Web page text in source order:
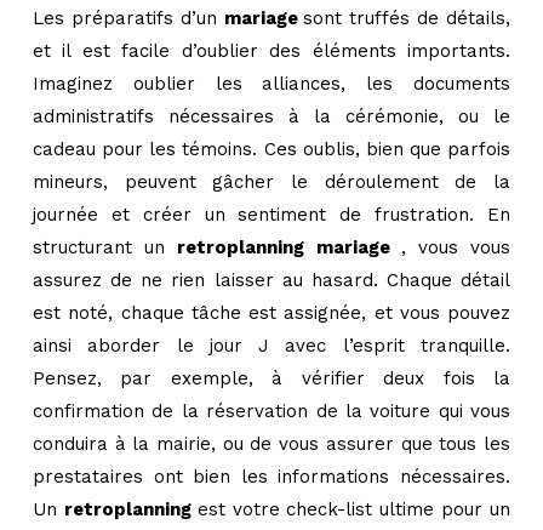
Les préparatifs d’un mariagesont truffés de détails,
et il est facile d’oublier des éléments importants.
Imaginez oublier les alliances, les documents
administratifs nécessaires à la cérémonie, ou le
cadeau pour les témoins. Ces oublis, bien que parfois
mineurs, peuvent gâcher le déroulement de la
journée et créer un sentiment de frustration. En
structurant un retroplanning mariage , vous vous
assurez de ne rien laisser au hasard. Chaque détail
est noté, chaque tâche est assignée, et vous pouvez
ainsi aborder le jour J avec l’esprit tranquille.
Pensez, par exemple, à vérifier deux fois la
confirmation de la réservation de la voiture qui vous
conduira à la mairie, ou de vous assurer que tous les
prestataires ont bien les informations nécessaires.
Un retroplanning est votre check-list ultime pour un